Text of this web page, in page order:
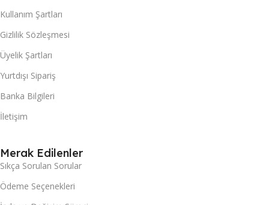
Kullanım Şartları
Gizlilik Sözleşmesi
Üyelik Şartları
Yurtdışı Sipariş
Banka Bilgileri
İletişim
Merak Edilenler
Sıkça Sorulan Sorular
Ödeme Seçenekleri